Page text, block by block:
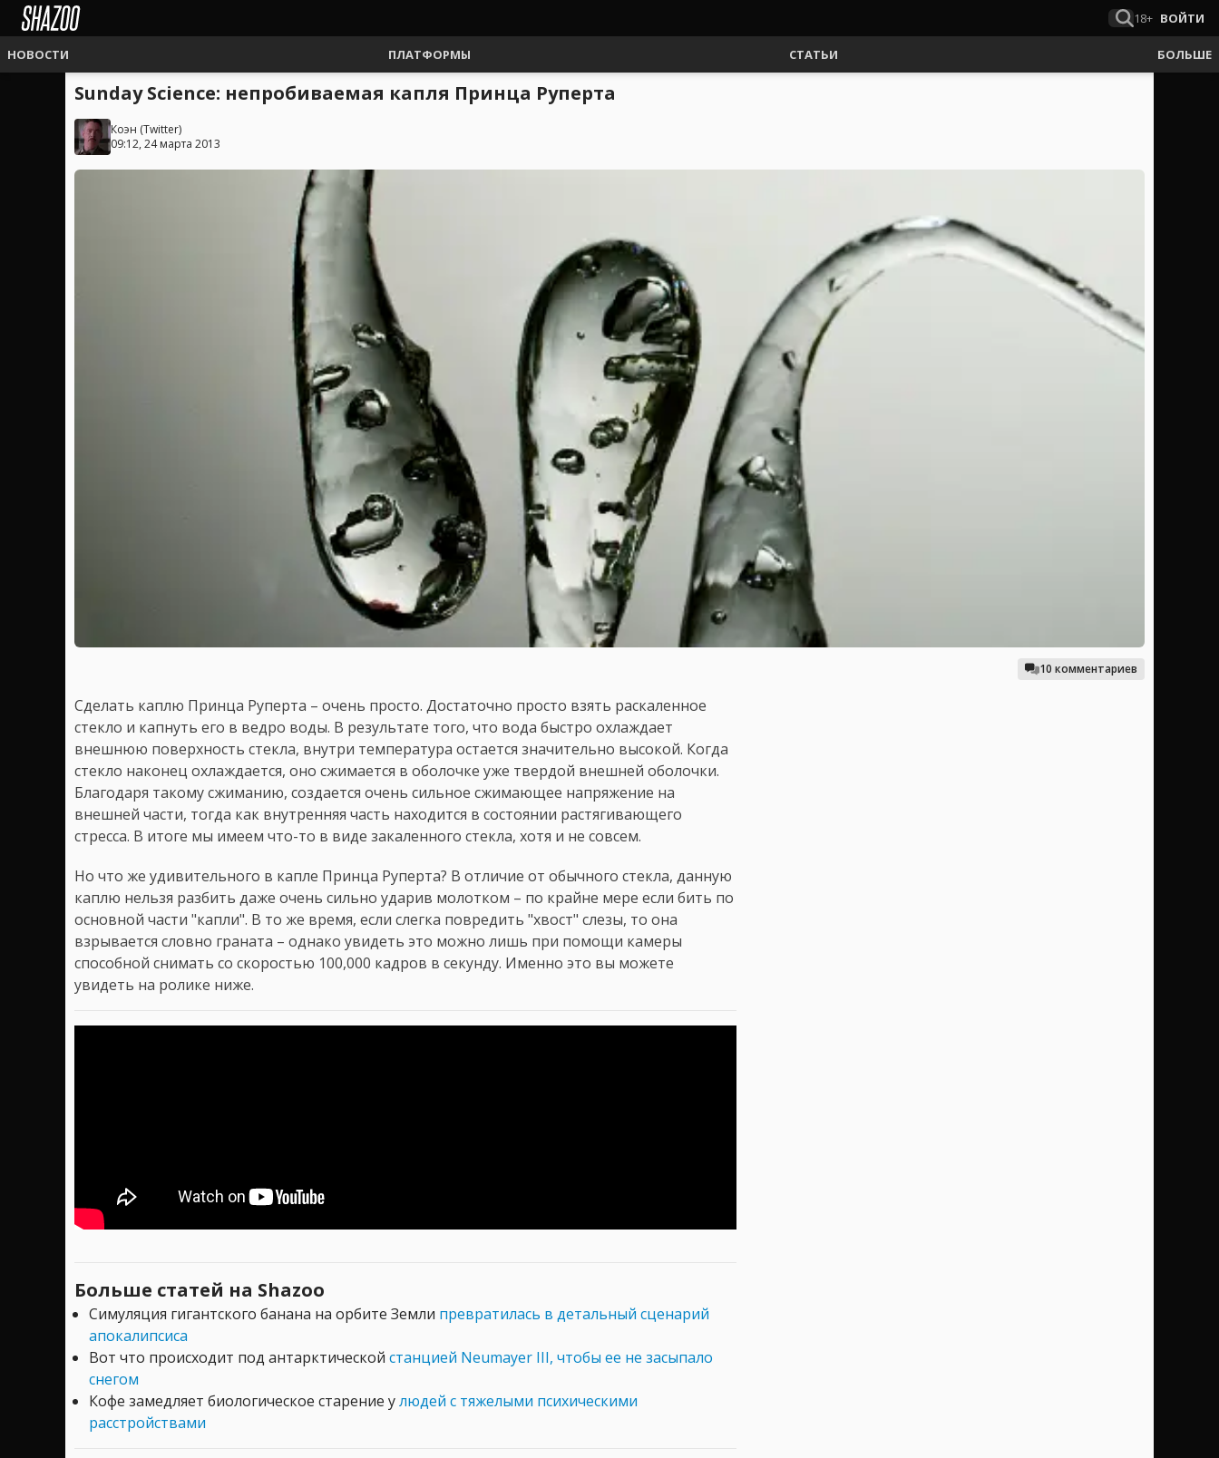
18+ ВОЙТИ
НОВОСТИ ПЛАТФОРМЫ СТАТЬИ БОЛЬШЕ
Sunday Science: непробиваемая капля Принца Руперта
Коэн (Twitter)
09:12, 24 марта 2013
10 комментариев
Сделать каплю Принца Руперта – очень просто. Достаточно просто взять раскаленное
стекло и капнуть его в ведро воды. В результате того, что вода быстро охлаждает
внешнюю поверхность стекла, внутри температура остается значительно высокой. Когда
стекло наконец охлаждается, оно сжимается в оболочке уже твердой внешней оболочки.
Благодаря такому сжиманию, создается очень сильное сжимающее напряжение на
внешней части, тогда как внутренняя часть находится в состоянии растягивающего
стресса. В итоге мы имеем что-то в виде закаленного стекла, хотя и не совсем.
Но что же удивительного в капле Принца Руперта? В отличие от обычного стекла, данную
каплю нельзя разбить даже очень сильно ударив молотком – по крайне мере если бить по
основной части "капли". В то же время, если слегка повредить "хвост" слезы, то она
взрывается словно граната – однако увидеть это можно лишь при помощи камеры
способной снимать со скоростью 100,000 кадров в секунду. Именно это вы можете
увидеть на ролике ниже.
Больше статей на Shazoo
Симуляция гигантского банана на орбите Земли превратилась в детальный сценарий
апокалипсиса
Вот что происходит под антарктической станцией Neumayer III, чтобы ее не засыпало
снегом
Кофе замедляет биологическое старение улюдей с тяжелыми психическими
расстройствами